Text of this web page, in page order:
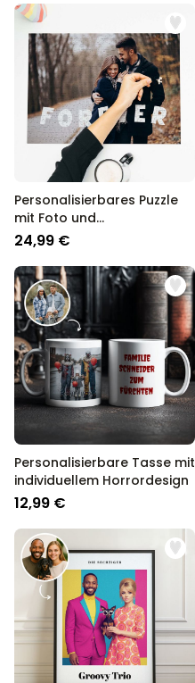
Personalisierbares Puzzle
mit Foto und
geschwungenem Text
24,99 €
Personalisierbare Tasse mit
individuellem Horrordesign
12,99 €